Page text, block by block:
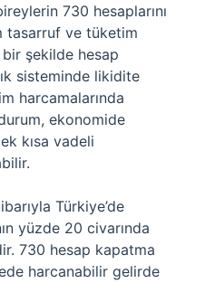
730 hesaplarını
tasarruf ve tüketim
şekilde hesap
sisteminde likidite
harcamalarında
ekonomide
kısa vadeli
Türkiye’de
yüzde 20 civarında
730 hesap kapatma
harcanabilir gelirde